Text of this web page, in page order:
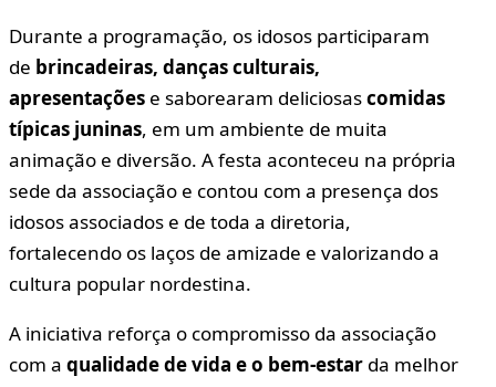
Durante a programação, os idosos participaram
de brincadeiras, danças culturais,
apresentações e saborearam deliciosascomidas
típicas juninas, em um ambiente de muita
animação e diversão. A festa aconteceu na própria
sede da associação e contou com a presença dos
idosos associados e de toda a diretoria,
fortalecendo os laços de amizade e valorizando a
cultura popular nordestina.
A iniciativa reforça o compromisso da associação
com a qualidade de vida e o bem-estar da melhor